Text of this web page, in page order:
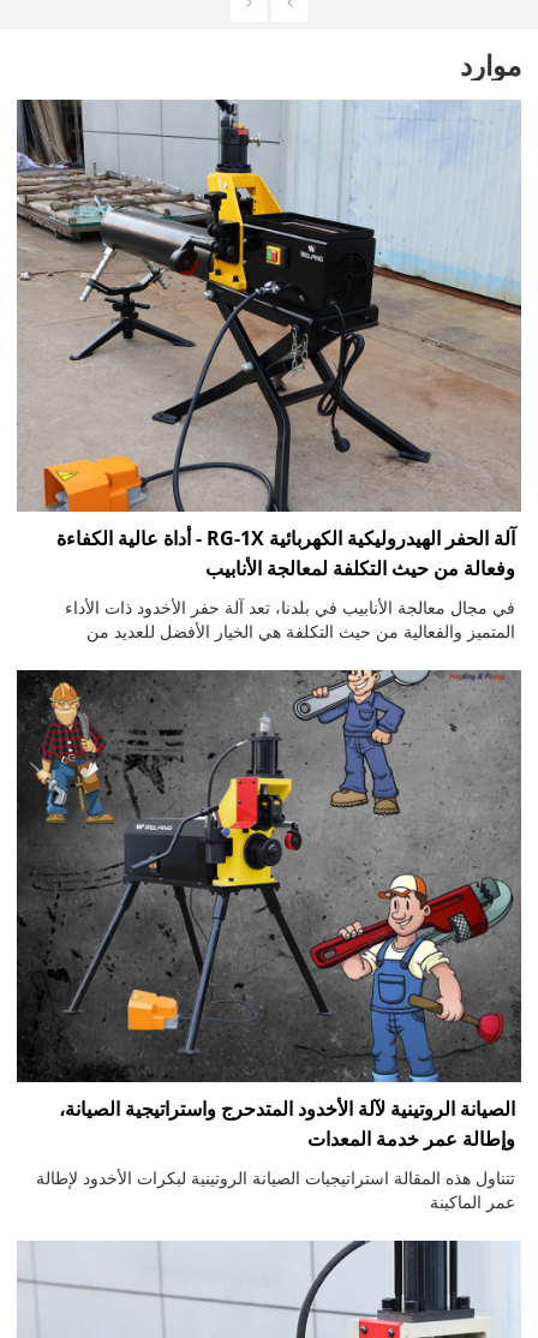
موارد
آلة الحفر الهيدروليكية الكهربائية RG-1X - أداة عالية الكفاءة
وفعالة من حيث التكلفة لمعالجة الأنابيب
في مجال معالجة الأنابيب في بلدنا، تعد آلة حفر الأخدود ذات الأداء
المتميز والفعالية من حيث التكلفة هي الخيار الأفضل للعديد من
الكهربائية RG-1X، والتي تم تطويرها بالإشارة إلى طراز Ridgid 915.
الصيانة الروتينية لآلة الأخدود المتدحرج واستراتيجية الصيانة،
وإطالة عمر خدمة المعدات
تتناول هذه المقالة استراتيجيات الصيانة الروتينية لبكرات الأخدود لإطالة
عمر الماكينة